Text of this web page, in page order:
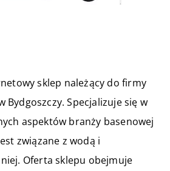
sklep należący do firmy
Bydgoszczy. Specjalizuje się w
aspektów branży basenowej
związane z wodą i
Oferta sklepu obejmuje